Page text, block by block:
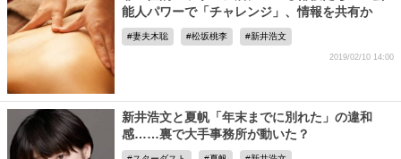
能人パワーで「チャレンジ」、情報を共有か
妻夫木聡 松坂桃李 新井浩文
2019/02/10 14:00
新井浩文と夏帆「年末までに別れた」の違和
感……裏で大手事務所が動いた？